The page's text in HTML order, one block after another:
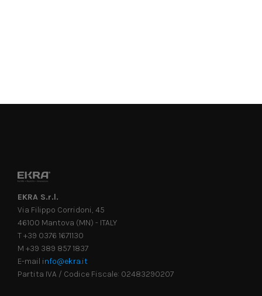
EKRA S.r.l.
Via Filippo Corridoni, 45
46100 Mantova (MN) - ITALY
T +39 0376 1671130
M +39 389 857 1837
E-mail info@ekra.it
Partita IVA / Codice Fiscale: 02483290207